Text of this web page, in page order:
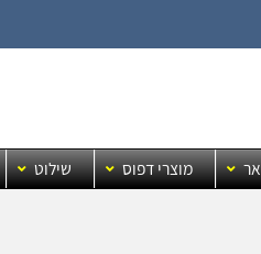
מוצרי דפוס שילוט